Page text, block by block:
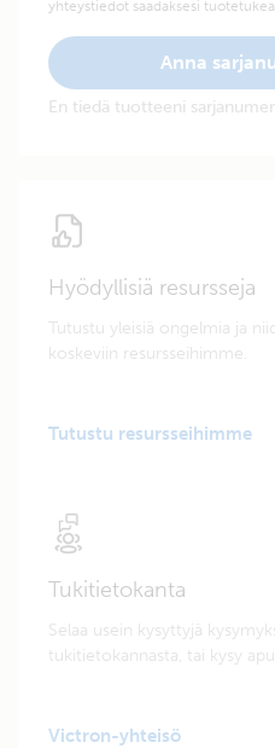
yhteystiedot saadaksesi
Anna
En tiedä tuotteeni
Hyödyllisiä resursseja
Tutustu yleisiä ongelmia ja
koskeviin resursseihimme.
Tutustu resursseihimme
Tukitietokanta
Selaa usein kysyttyjä
tukitietokannasta, tai kysy
Victron-yhteisö